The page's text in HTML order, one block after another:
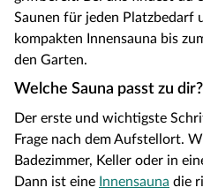
Saunen für jeden Platzbedarf
kompakten Innensauna bis
den Garten.
Welche Sauna passt zu dir?
Der erste und wichtigste
Frage nach dem Aufstellort.
Badezimmer, Keller oder in
Dann ist eine Innensauna die